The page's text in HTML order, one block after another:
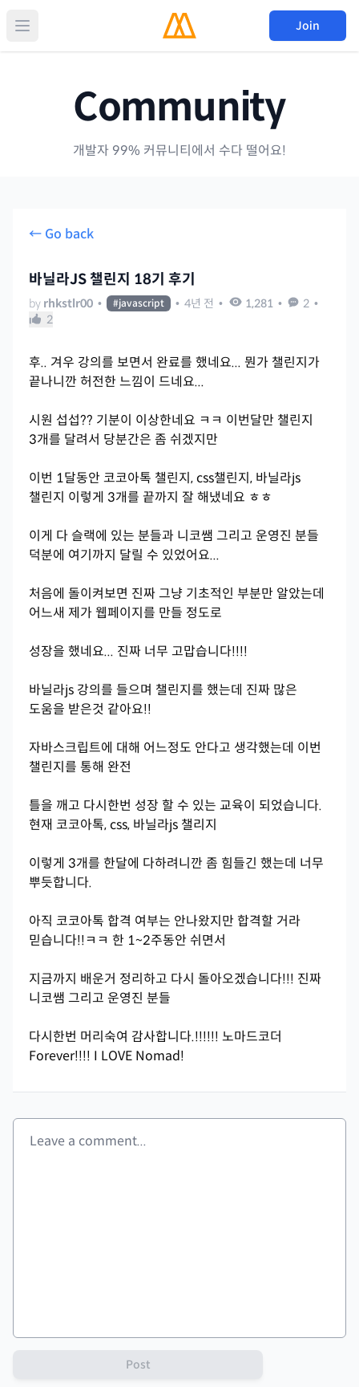
Join
Community
개발자 99% 커뮤니티에서 수다 떨어요!
← Go back
바닐라JS 챌린지 18기 후기
by rhkstlr00 • #javascript • 4년 전 • 1,281 • 2 •
2
후.. 겨우 강의를 보면서 완료를 했네요... 뭔가 챌린지가
끝나니깐 허전한 느낌이 드네요...
시원 섭섭?? 기분이 이상한네요 ㅋㅋ 이번달만 챌린지
3개를 달려서 당분간은 좀 쉬겠지만
이번 1달동안 코코아톡 챌린지, css챌린지, 바닐라js
챌린지 이렇게 3개를 끝까지 잘 해냈네요 ㅎㅎ
이게 다 슬랙에 있는 분들과 니코쌤 그리고 운영진 분들
덕분에 여기까지 달릴 수 있었어요...
처음에 돌이켜보면 진짜 그냥 기초적인 부분만 알았는데
어느새 제가 웹페이지를 만들 정도로
성장을 했네요... 진짜 너무 고맙습니다!!!!
바닐라js 강의를 들으며 챌린지를 했는데 진짜 많은
도움을 받은것 같아요!!
자바스크립트에 대해 어느정도 안다고 생각했는데 이번
챌린지를 통해 완전
틀을 깨고 다시한번 성장 할 수 있는 교육이 되었습니다.
현재 코코아톡, css, 바닐라js 챌리지
이렇게 3개를 한달에 다하려니깐 좀 힘들긴 했는데 너무
뿌듯합니다.
아직 코코아톡 합격 여부는 안나왔지만 합격할 거라
믿습니다!!ㅋㅋ 한 1~2주동안 쉬면서
지금까지 배운거 정리하고 다시 돌아오겠습니다!!! 진짜
니코쌤 그리고 운영진 분들
다시한번 머리숙여 감사합니다.!!!!!! 노마드코더
Forever!!!! I LOVE Nomad!
Post